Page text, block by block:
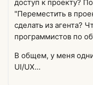
доступ к проекту?
"Переместить в
сделать из агента?
программистов по
В общем, у меня
UI/UX...